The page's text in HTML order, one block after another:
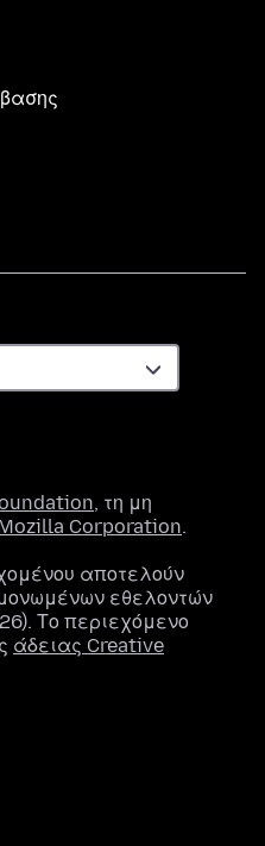
, τη μη
Corporation.
αποτελούν
εθελοντών
Το περιεχόμενο
άδειας Creative